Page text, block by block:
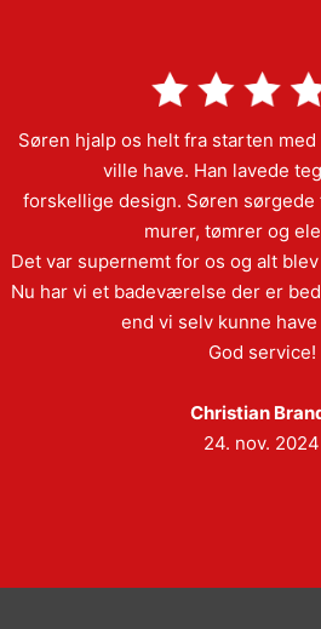
Søren hjalp os helt fra starten
ville have. Han lavede
forskellige design. Søren
murer, tømrer og
Det var supernemt for os og alt
Nu har vi et badeværelse der er
end vi selv kunne
God service!
Christian
24. nov. 2024